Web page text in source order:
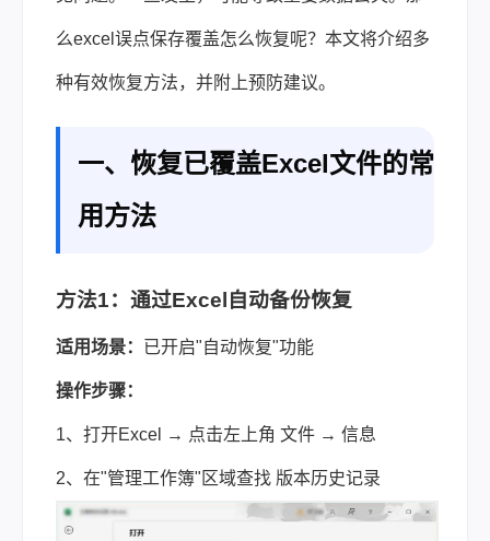
么excel误点保存覆盖怎么恢复呢？本文将介绍多
种有效恢复方法，并附上预防建议。
一、恢复已覆盖Excel文件的常
用方法
方法1：通过Excel自动备份恢复
适用场景： 已开启"自动恢复"功能
操作步骤：
1、打开Excel → 点击左上角 文件 → 信息
2、在"管理工作簿"区域查找 版本历史记录